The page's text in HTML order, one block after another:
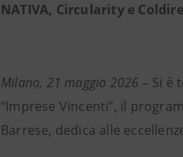
NATIVA, Circularity e
Milano, 21 maggio 2026 – Si è
“Imprese Vincenti”, il
Barrese, dedica alle